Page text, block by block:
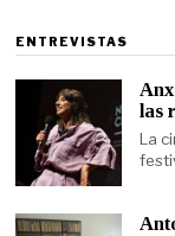
ENTREVISTAS
las
La